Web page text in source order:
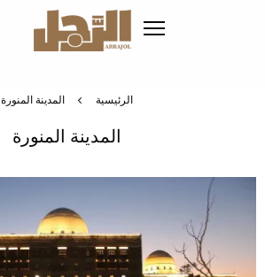
الرئيسية المدينة المنورة
المدينة المنورة